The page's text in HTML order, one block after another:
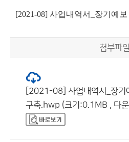
[2021-08] 사업내역서_장기예
첨부파일
[2021-08] 사업내역서_장기
구축.hwp (크기:0.1MB , 다